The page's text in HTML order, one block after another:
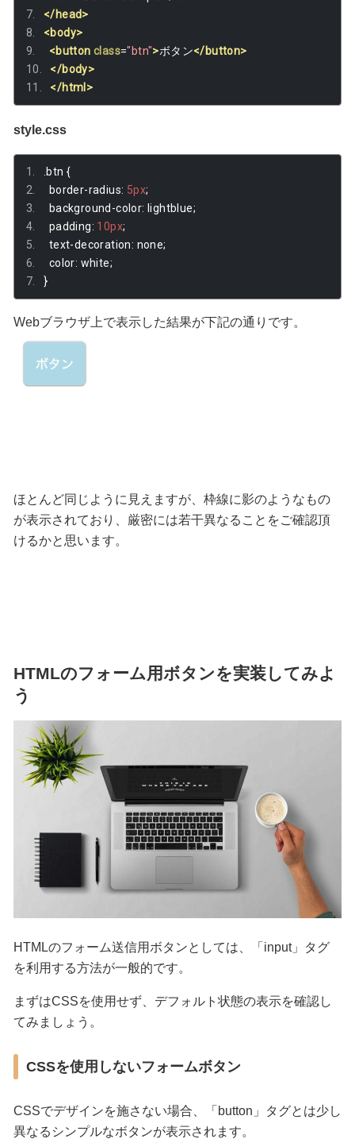
</head>
<body>
<button class="btn">ボタン</button>
</body>
</html>
style.css
btn {
  border
-radius: 5px;
  background
-color: lightblue;
  padding
: 10px;
  text
-decoration: none;
  color
: white;
}
Webブラウザ上で表示した結果が下記の通りです。
ほとんど同じように見えますが、枠線に影のようなもの
が表示されており、厳密には若干異なることをご確認頂
けるかと思います。
HTMLのフォーム用ボタンを実装してみよ
う
HTMLのフォーム送信用ボタンとしては、「input」タグ
を利用する方法が一般的です。
まずはCSSを使用せず、デフォルト状態の表示を確認し
てみましょう。
CSSを使用しないフォームボタン
CSSでデザインを施さない場合、「button」タグとは少し
異なるシンプルなボタンが表示されます。